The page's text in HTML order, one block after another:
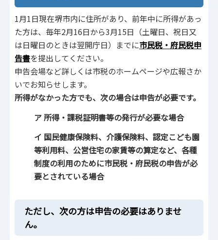
1月1日現在堺市内に住所があり、前年中に所得があっ
た方は、毎年2月16日から3月15日（土曜日、祝日又
は日曜日のときは翌開庁日）までに市民税・府民税申
告書を提出してください。
申告会場など詳しくは市税のホームページや広報さか
いでお知らせします。
所得がなかった方でも、次の場合は申告が必要です。
ア 所得・課税証明書等の発行が必要な場合
イ 国民健康保険料、介護保険料、認定こども園
等利用料、公営住宅の家賃等の算定など、各種
制度の利用のために市民税・府民税の申告が必
要とされている場合
ただし、次の方は申告の必要はありませ
ん。